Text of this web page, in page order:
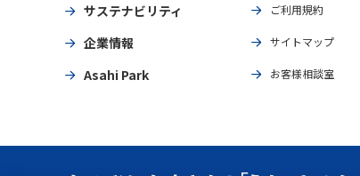
サステナビリティ
企業情報
Asahi Park
ご利用規約
サイトマップ
お客様相談室